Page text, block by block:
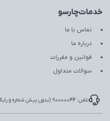
خدمات‌چارسو
تماس با ما
درباره ما
قوانین و مقررات
سوالات متداول
تلفن: 90000044 (بدون پیش شماره و رایگان)